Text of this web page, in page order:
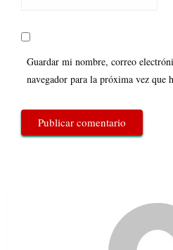
Guardar mi nombre, correo
navegador para la próxima vez que